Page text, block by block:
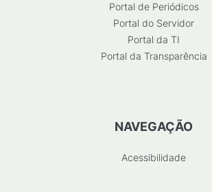
Portal de Periódicos
Portal do Servidor
Portal da TI
Portal da Transparência
NAVEGAÇÃO
Acessibilidade